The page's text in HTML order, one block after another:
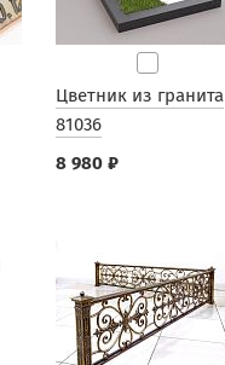
Цветник из гранита
81036
8 980 ₽